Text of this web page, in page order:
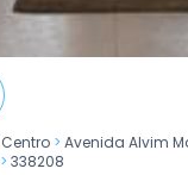
Centro > Avenida Alvim
> 338208